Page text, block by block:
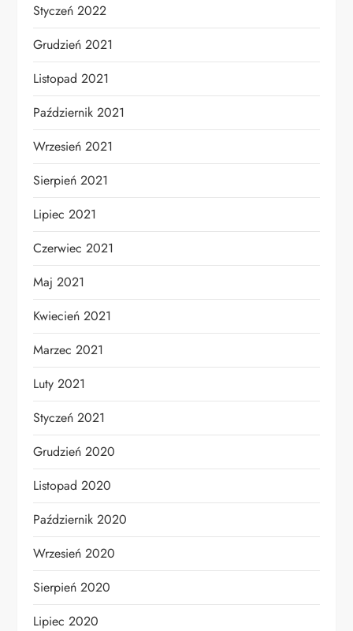
Styczeń 2022
Grudzień 2021
Listopad 2021
Październik 2021
Wrzesień 2021
Sierpień 2021
Lipiec 2021
Czerwiec 2021
Maj 2021
Kwiecień 2021
Marzec 2021
Luty 2021
Styczeń 2021
Grudzień 2020
Listopad 2020
Październik 2020
Wrzesień 2020
Sierpień 2020
Lipiec 2020